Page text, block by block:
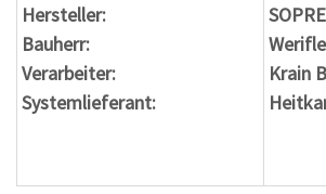
Hersteller:
Bauherr:
Verarbeiter:
Systemlieferant:
Krain